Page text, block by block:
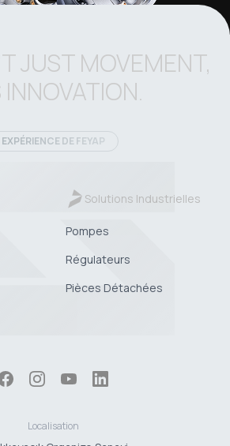
JUST MOVEMENT,
EXPÉRIENCE DE FEYAP
Solutions Industrielles
Pompes
Régulateurs
Pièces Détachées
Localisation